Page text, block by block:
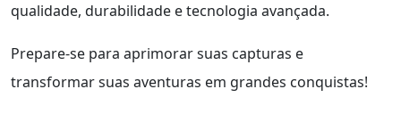
qualidade, durabilidade e tecnologia avançada.
Prepare-se para aprimorar suas capturas e
transformar suas aventuras em grandes conquistas!